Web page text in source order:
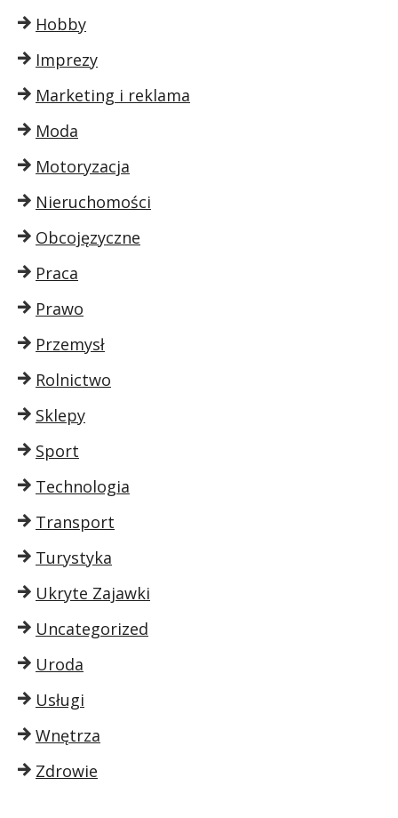
Hobby
Imprezy
Marketing i reklama
Moda
Motoryzacja
Nieruchomości
Obcojęzyczne
Praca
Prawo
Przemysł
Rolnictwo
Sklepy
Sport
Technologia
Transport
Turystyka
Ukryte Zajawki
Uncategorized
Uroda
Usługi
Wnętrza
Zdrowie